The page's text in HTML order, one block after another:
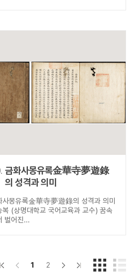
금화사몽유록金華寺夢遊錄
의 성격과 의미
사몽유록金華寺夢遊錄의 성격과 의미
복 (상명대학교 국어교육과 교수) 꿈속
벌어진...
1 2